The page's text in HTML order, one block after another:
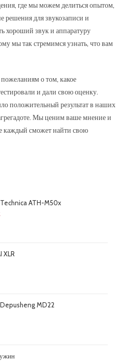
где мы можем делиться опытом,
решения для звукозаписи и
хороший звук и аппаратуру
мы так стремимся узнать, что вам
о том, какое
и дали свою оценку.
положительный результат в наших
Мы ценим ваше мнение и
каждый сможет найти свою
ATH-M50x
XLR
MD22